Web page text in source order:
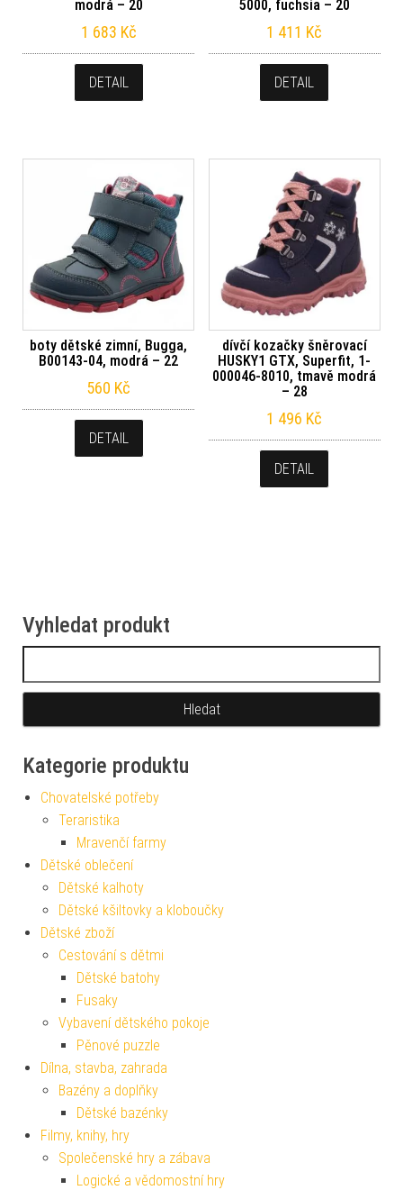
modrá – 20
1 683 Kč
DETAIL
5000, fuchsia – 20
1 411 Kč
DETAIL
boty dětské zimní, Bugga,
B00143-04, modrá – 22
560 Kč
DETAIL
dívčí kozačky šněrovací
HUSKY1 GTX, Superfit, 1-
000046-8010, tmavě modrá
– 28
1 496 Kč
DETAIL
Vyhledat produkt
Kategorie produktu
Chovatelské potřeby
Teraristika
Mravenčí farmy
Dětské oblečení
Dětské kalhoty
Dětské kšiltovky a kloboučky
Dětské zboží
Cestování s dětmi
Dětské batohy
Fusaky
Vybavení dětského pokoje
Pěnové puzzle
Dílna, stavba, zahrada
Bazény a doplňky
Dětské bazénky
Filmy, knihy, hry
Společenské hry a zábava
Logické a vědomostní hry